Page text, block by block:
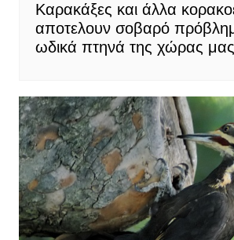
Καρακάξες και άλλα
αποτελουν σοβαρό
ωδικά πτηνά της χώρας